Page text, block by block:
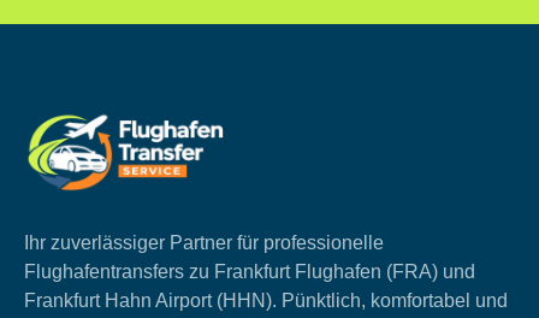
Ihr zuverlässiger Partner für professionelle
Flughafentransfers zu Frankfurt Flughafen (FRA) und
Frankfurt Hahn Airport (HHN). Pünktlich, komfortabel und